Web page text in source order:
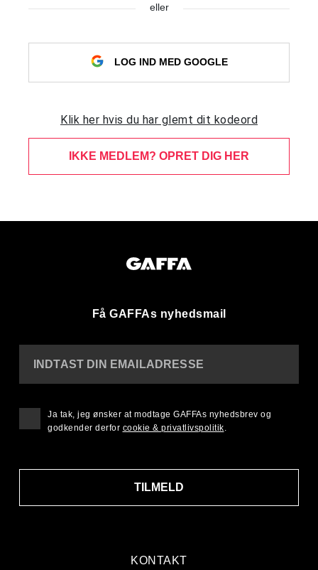
eller
LOG IND MED GOOGLE
Klik her hvis du har glemt dit kodeord
IKKE MEDLEM? OPRET DIG HER
Få GAFFAs nyhedsmail
KONTAKT
INDTAST DIN EMAILADRESSE
TILMELD
Ja tak, jeg ønsker at modtage GAFFAs nyhedsbrev og
godkender derfor cookie & privatlivspolitik